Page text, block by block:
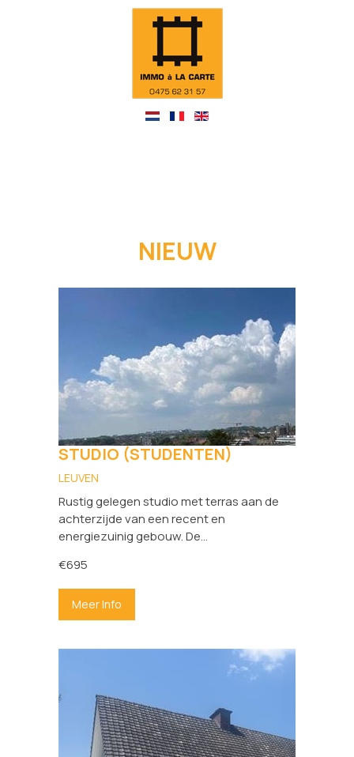
NIEUW
STUDIO (STUDENTEN)
LEUVEN
Rustig gelegen studio met terras aan de
achterzijde van een recent en
energiezuinig gebouw. De...
€695
Meer Info